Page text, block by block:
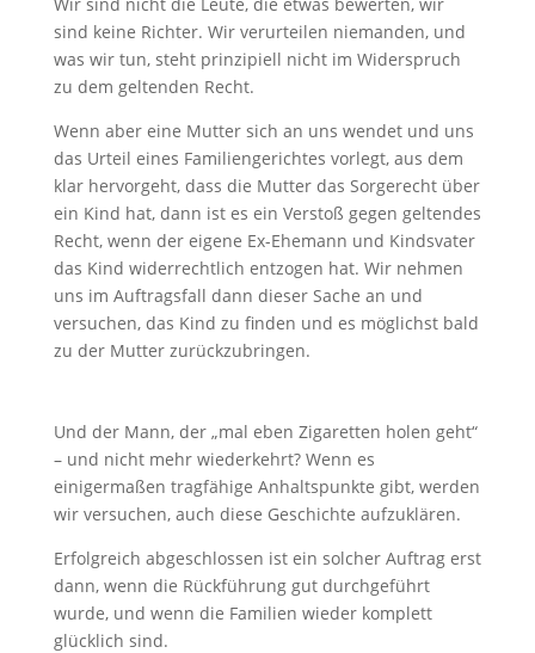
sind keine Richter. Wir verurteilen niemanden, und
was wir tun, steht prinzipiell nicht im Widerspruch
zu dem geltenden Recht.
Wenn aber eine Mutter sich an uns wendet und uns
das Urteil eines Familiengerichtes vorlegt, aus dem
klar hervorgeht, dass die Mutter das Sorgerecht über
ein Kind hat, dann ist es ein Verstoß gegen geltendes
Recht, wenn der eigene Ex-Ehemann und Kindsvater
das Kind widerrechtlich entzogen hat. Wir nehmen
uns im Auftragsfall dann dieser Sache an und
versuchen, das Kind zu finden und es möglichst bald
zu der Mutter zurückzubringen.
Und der Mann, der „mal eben Zigaretten holen geht“
– und nicht mehr wiederkehrt? Wenn es
einigermaßen tragfähige Anhaltspunkte gibt, werden
wir versuchen, auch diese Geschichte aufzuklären.
Erfolgreich abgeschlossen ist ein solcher Auftrag erst
dann, wenn die Rückführung gut durchgeführt
wurde, und wenn die Familien wieder komplett
glücklich sind.